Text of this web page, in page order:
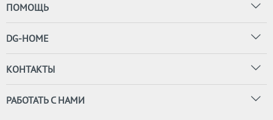
ПОМОЩЬ
DG-HOME
КОНТАКТЫ
РАБОТАТЬ С НАМИ